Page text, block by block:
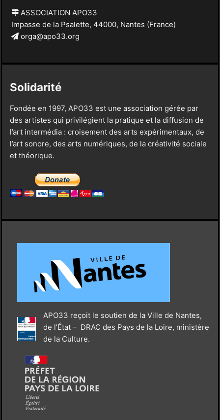
ASSOCIATION APO33
Impasse de la Psalette, 44000, Nantes (France)
orga@apo33.org
Solidarité
Fondée en 1997, APO33 est une association gérée par
des artistes qui privilégient la pratique et la diffusion de
l’art intermédia : croisement des arts expérimentaux, de
l’art sonore, des arts numériques, de la créativité sociale
et théorique.
APO33 reçoit le soutien de la Ville de Nantes,
de l’État – DRAC des Pays de la Loire, ministère
de la Culture.